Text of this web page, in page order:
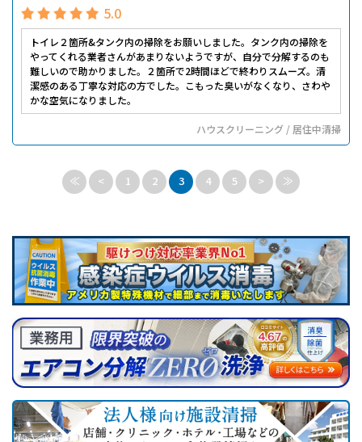
5.0
トイレ２箇所&タンク内の掃除をお願いしました。タンク内の掃除を
やってくれる業者さんがあまりないようですが、自分で分解するのも
難しいので助かりました。２箇所で2時間ほどで終わりスムーズ。清
潔感のある丁寧な対応の方でした。こもった臭いがなくなり、さわや
かな空気になりました。
ハウスクリーニング / 居住中清掃
≪ < 1 2 3 4 5 > ≫